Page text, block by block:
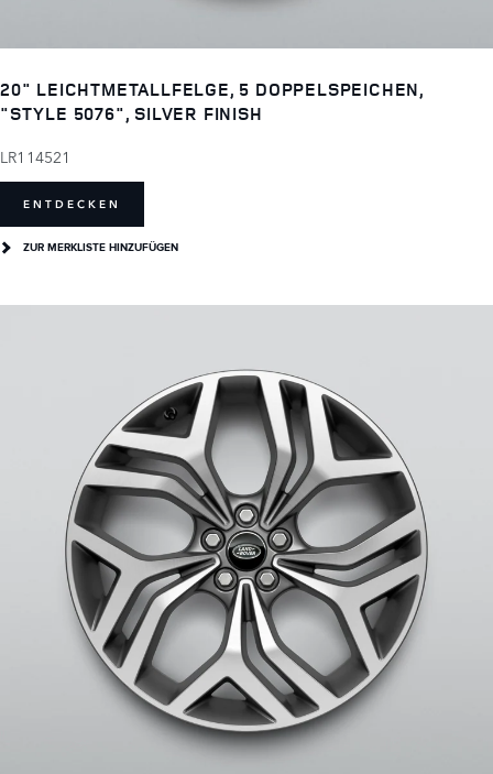
20" LEICHTMETALLFELGE, 5 DOPPELSPEICHEN,
"STYLE 5076", SILVER FINISH
LR114521
ENTDECKEN
ZUR MERKLISTE HINZUFÜGEN